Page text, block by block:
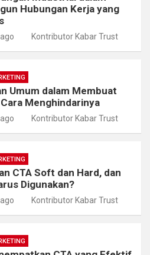
Hubungan Kerja yang
Kontributor Kabar Trust
Umum dalam Membuat
Menghindarinya
Kontributor Kabar Trust
CTA Soft dan Hard, dan
Digunakan?
Kontributor Kabar Trust